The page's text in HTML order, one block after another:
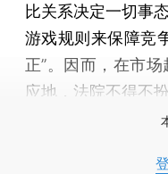
比关系决定一切事
游戏规则来保障竞
正”。因而，在市
应地，法院不得不